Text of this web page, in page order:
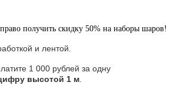
получить скидку 50% на наборы шаров!
и лентой.
1 000 рублей за одну
высотой 1 м